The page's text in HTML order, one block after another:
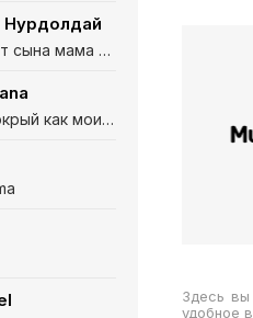
Мама любит сына мама любит дочь (Полная версия)
Асфальт мокрый как мои глаза и я нарезаю
Здесь
удобное